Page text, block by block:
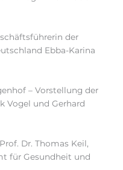
der
Ebba-Karina
– Vorstellung der
Vogel und Gerhard
Dr. Thomas Keil,
für Gesundheit und